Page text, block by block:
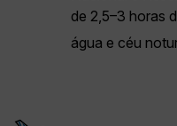
de 2,5–3 horas
água e céu